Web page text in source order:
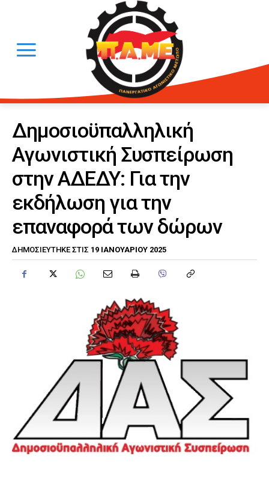
Δημοσιοϋπαλληλική
Αγωνιστική Συσπείρωση
στην ΑΔΕΔΥ: Για την
εκδήλωση για την
επαναφορά των δώρων
ΔΗΜΟΣΙΕΎΤΗΚΕ ΣΤΙΣ 19 ΙΑΝΟΥΑΡΊΟΥ 2025